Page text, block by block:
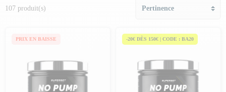
107 produit(s)
PRIX EN BAISSE -20€ DÈS 150€ | CODE : BA20